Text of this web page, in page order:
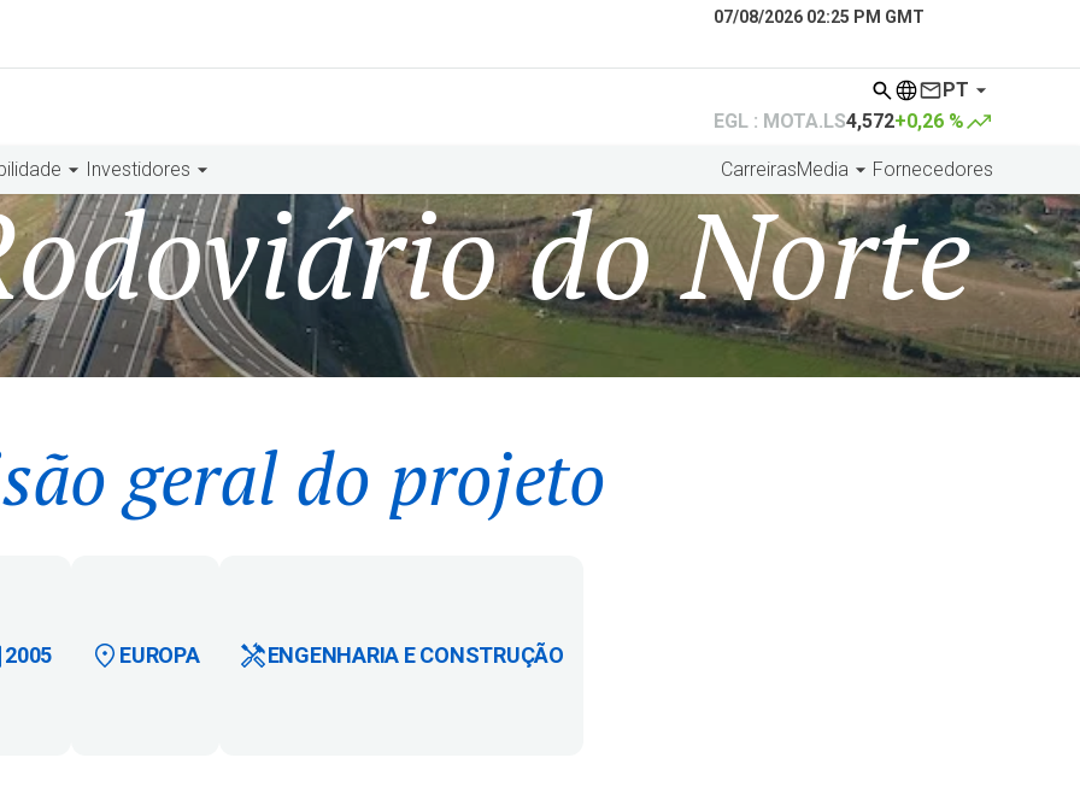
PT
07/08/2026 02:25 PM GMT
EGL : MOTA.LS4,572+0,26 %
Investidores CarreirasMedia Fornecedores
do Norte
geral do projeto
2005 EUROPA ENGENHARIA E CONSTRUÇÃO